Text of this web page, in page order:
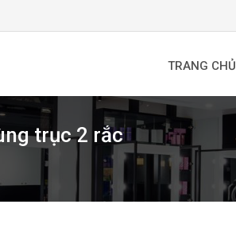
TRANG CHỦ
trục 2 rắc